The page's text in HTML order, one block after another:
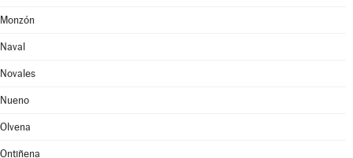
Monzón
Naval
Novales
Nueno
Olvena
Ontiñena